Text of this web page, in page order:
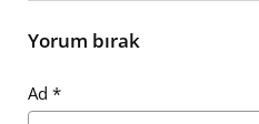
Yorum bırak
Ad *